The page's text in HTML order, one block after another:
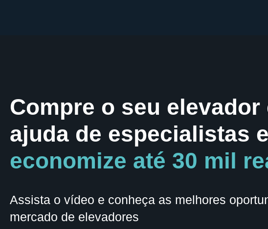
Compre o seu elevador
ajuda de especialistas e
economize até 30 mil
Assista o vídeo e conheça as melhores
mercado de elevadores